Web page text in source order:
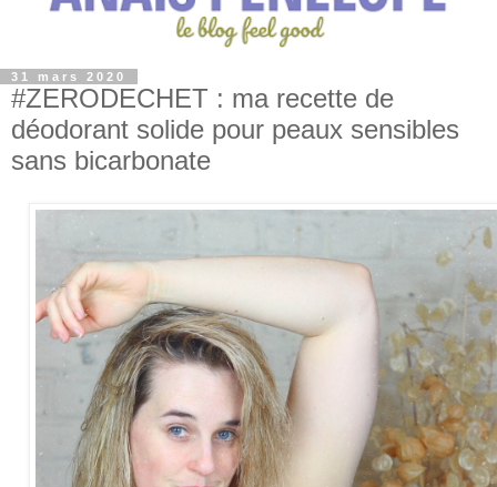
31 mars 2020
#ZERODECHET : ma recette de
déodorant solide pour peaux sensibles
sans bicarbonate